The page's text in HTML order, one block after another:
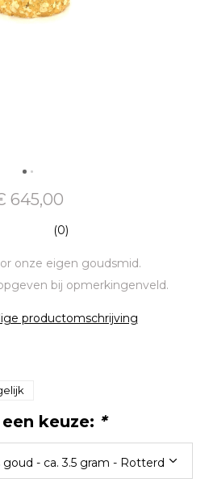
645,00
(0)
onze eigen goudsmid.
bij opmerkingenveld.
productomschrijving
keuze: *